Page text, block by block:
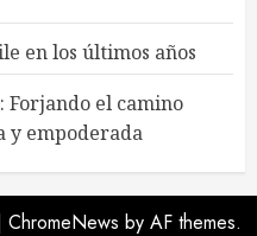
en los últimos años
Forjando el camino
y empoderada
ChromeNews by AF themes.